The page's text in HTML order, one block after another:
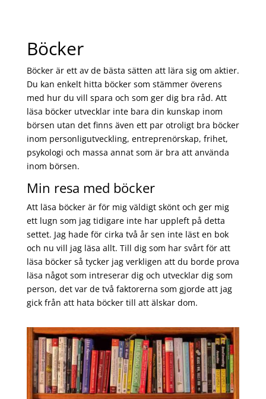
Böcker
Böcker är ett av de bästa sätten att lära sig om aktier.
Du kan enkelt hitta böcker som stämmer överens
med hur du vill spara och som ger dig bra råd. Att
läsa böcker utvecklar inte bara din kunskap inom
börsen utan det finns även ett par otroligt bra böcker
inom personligutveckling, entreprenörskap, frihet,
psykologi och massa annat som är bra att använda
inom börsen.
Min resa med böcker
Att läsa böcker är för mig väldigt skönt och ger mig
ett lugn som jag tidigare inte har uppleft på detta
settet. Jag hade för cirka två år sen inte läst en bok
och nu vill jag läsa allt. Till dig som har svårt för att
läsa böcker så tycker jag verkligen att du borde prova
läsa något som intreserar dig och utvecklar dig som
person, det var de två faktorerna som gjorde att jag
gick från att hata böcker till att älskar dom.